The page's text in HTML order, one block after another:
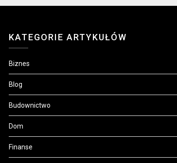
KATEGORIE ARTYKUŁÓW
Biznes
Blog
Budownictwo
Dom
Finanse